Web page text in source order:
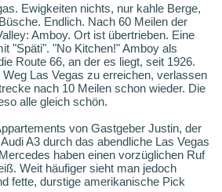
Ewigkeiten nichts, nur kahle Berge,
Endlich. Nach 60 Meilen der
Amboy. Ort ist übertrieben. Eine
"Späti". "No Kitchen!" Amboy als
Route 66, an der es liegt, seit 1926.
Las Vegas zu erreichen, verlassen
nach 10 Meilen schon wieder. Die
alle gleich schön.
von Gastgeber Justin, der
A3 durch das abendliche Las Vegas
haben einen vorzüglichen Ruf
Weit häufiger sieht man jedoch
fette, durstige amerikanische Pick